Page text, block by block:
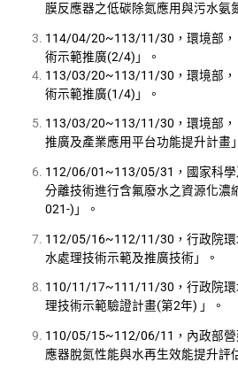
膜反應器之低碳除氮應用與污水氨
114/04/20~113/11/30，環境部，
術示範推廣(2/4)」。
113/03/20~113/11/30，環境部，
術示範推廣(1/4)」。
113/03/20~113/11/30，環境部，
推廣及產業應用平台功能提升計畫
112/06/01~113/05/31，國家科學
分離技術進行含氟廢水之資源化濃
021-)」。
112/05/16~112/11/30，行政院環
水處理技術示範及推廣技術」。
110/11/17~111/11/30，行政院環
理技術示範驗證計畫(第2年) 」。
110/05/15~112/06/11，內政部營
應器脫氮性能與水再生效能提升評